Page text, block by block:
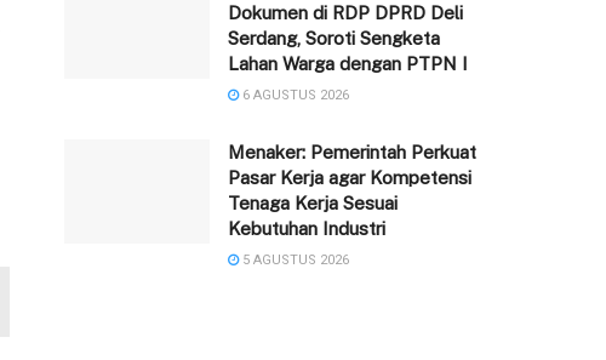
Dokumen di RDP DPRD Deli
Serdang, Soroti Sengketa
Lahan Warga dengan PTPN I
6 AGUSTUS 2026
Menaker: Pemerintah Perkuat
Pasar Kerja agar Kompetensi
Tenaga Kerja Sesuai
Kebutuhan Industri
5 AGUSTUS 2026